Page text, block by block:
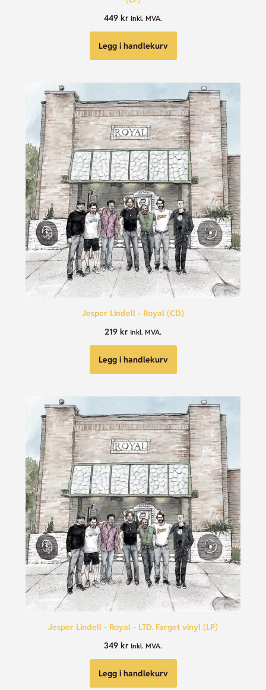
449 kr Inkl. MVA.
Legg i handlekurv
Jesper Lindell - Royal (CD)
219 kr Inkl. MVA.
Legg i handlekurv
Jesper Lindell - Royal - LTD. Farget vinyl (LP)
349 kr Inkl. MVA.
Legg i handlekurv